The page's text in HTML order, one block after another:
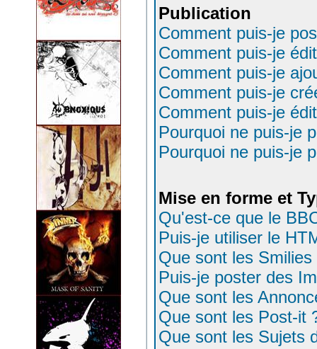
Publication
Comment puis-je
Comment puis-je
Comment puis-je
Comment puis-je
Comment puis-je
Pourquoi ne puis-je
Pourquoi ne puis-je
Mise en forme et
Qu'est-ce que le
Puis-je utiliser le
Que sont les Smilies
Puis-je poster des
Que sont les
Que sont les Post-it
Que sont les Sujets